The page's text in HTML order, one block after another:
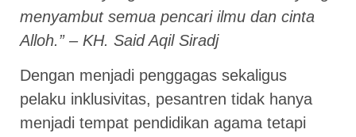
menyambut semua pencari ilmu dan cinta
Alloh.” – KH. Said Aqil Siradj
Dengan menjadi penggagas sekaligus
pelaku inklusivitas, pesantren tidak hanya
menjadi tempat pendidikan agama tetapi